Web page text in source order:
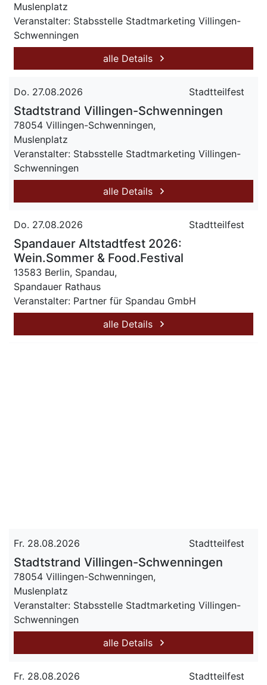
Muslenplatz
Veranstalter: Stabsstelle Stadtmarketing Villingen-
Schwenningen
alle Details
Do. 27.08.2026 Stadtteilfest
Stadtstrand Villingen-Schwenningen
78054 Villingen-Schwenningen,
Muslenplatz
Veranstalter: Stabsstelle Stadtmarketing Villingen-
Schwenningen
alle Details
Do. 27.08.2026 Stadtteilfest
Spandauer Altstadtfest 2026:
Wein.Sommer & Food.Festival
13583 Berlin, Spandau,
Spandauer Rathaus
Veranstalter: Partner für Spandau GmbH
alle Details
Fr. 28.08.2026 Stadtteilfest
Stadtstrand Villingen-Schwenningen
78054 Villingen-Schwenningen,
Muslenplatz
Veranstalter: Stabsstelle Stadtmarketing Villingen-
Schwenningen
alle Details
Fr. 28.08.2026 Stadtteilfest